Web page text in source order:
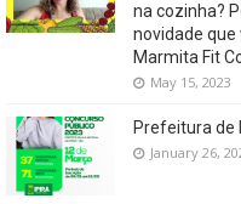
na cozinha?
novidade que
Marmita Fit
May 15, 2023
Prefeitura de
January 26,